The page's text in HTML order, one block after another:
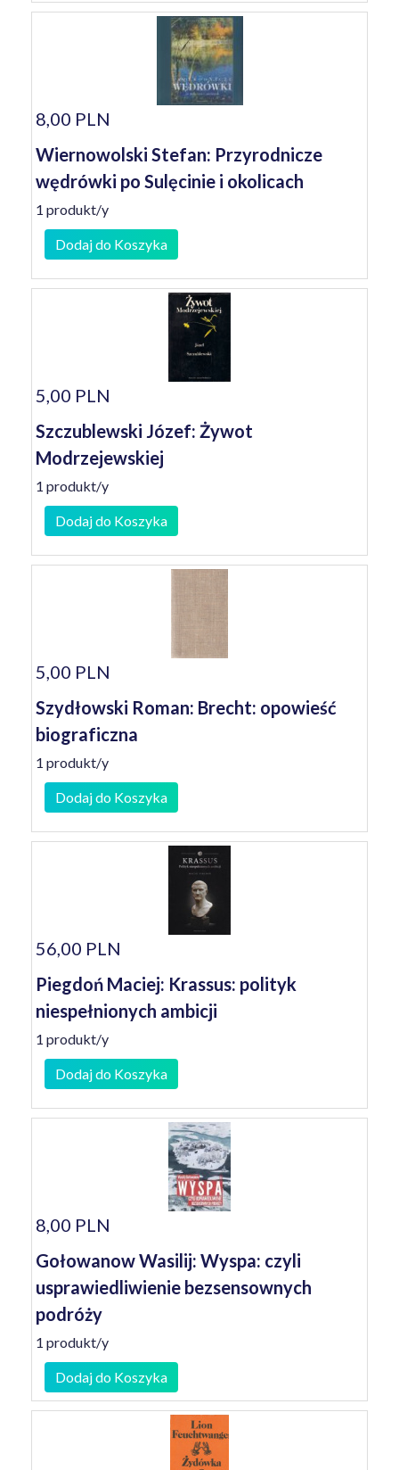
8,00 PLN
Wiernowolski Stefan: Przyrodnicze
wędrówki po Sulęcinie i okolicach
1 produkt/y
Dodaj do Koszyka
5,00 PLN
Szczublewski Józef: Żywot
Modrzejewskiej
1 produkt/y
Dodaj do Koszyka
5,00 PLN
Szydłowski Roman: Brecht: opowieść
biograficzna
1 produkt/y
Dodaj do Koszyka
56,00 PLN
Piegdoń Maciej: Krassus: polityk
niespełnionych ambicji
1 produkt/y
Dodaj do Koszyka
8,00 PLN
Gołowanow Wasilij: Wyspa: czyli
usprawiedliwienie bezsensownych
podróży
1 produkt/y
Dodaj do Koszyka